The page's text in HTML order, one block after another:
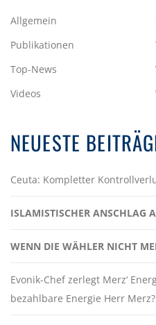
Allgemein
Publikationen
Top-News
Videos
NEUESTE
Ceuta: Kompletter
ISLAMISTISCHER ANSCHLAG
WENN DIE WÄHLER NICHT
Evonik-Chef zerlegt Merz‘
bezahlbare Energie Herr Merz?